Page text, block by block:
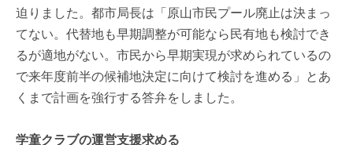
迫りました。都市局長は「原山市民プール廃止は決まっ
てない。代替地も早期調整が可能なら民有地も検討でき
るが適地がない。市民から早期実現が求められているの
で来年度前半の候補地決定に向けて検討を進める」とあ
くまで計画を強行する答弁をしました。
学童クラブの運営支援求める